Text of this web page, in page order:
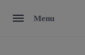
Menu